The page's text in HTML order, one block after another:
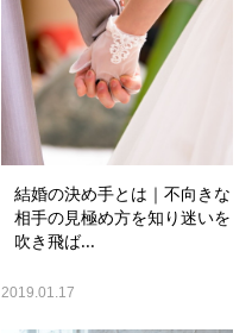
結婚の決め手とは｜不向きな
相手の見極め方を知り迷いを
吹き飛ば...
2019.01.17